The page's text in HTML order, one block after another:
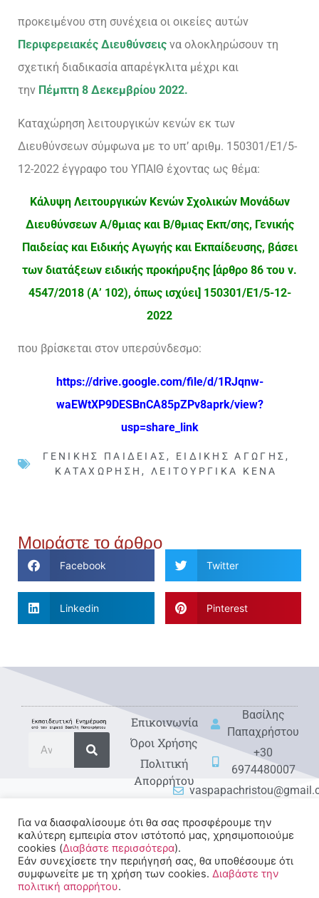
προκειμένου στη συνέχεια οι οικείες αυτών
Περιφερειακές Διευθύνσεις να ολοκληρώσουν τη
σχετική διαδικασία απαρέγκλιτα μέχρι και
την Πέμπτη 8 Δεκεμβρίου 2022.
Καταχώρηση λειτουργικών κενών εκ των
Διευθύνσεων σύμφωνα με το υπ’ αριθμ. 150301/Ε1/5-
12-2022 έγγραφο του ΥΠΑΙΘ έχοντας ως θέμα:
Κάλυψη Λειτουργικών Κενών Σχολικών Μονάδων
Διευθύνσεων Α/θμιας και Β/θμιας Εκπ/σης, Γενικής
Παιδείας και Ειδικής Αγωγής και Εκπαίδευσης, βάσει
των διατάξεων ειδικής προκήρυξης [άρθρο 86 του ν.
4547/2018 (Α’ 102), όπως ισχύει] 150301/Ε1/5-12-
2022
που βρίσκεται στον υπερσύνδεσμο:
https://drive.google.com/file/d/1RJqnw-
waEWtXP9DESBnCA85pZPv8aprk/view?
usp=share_link
ΓΕΝΙΚΉΣ ΠΑΙΔΕΊΑΣ, ΕΙΔΙΚΉΣ ΑΓΩΓΉΣ,
ΚΑΤΑΧΏΡΗΣΗ, ΛΕΙΤΟΥΡΓΙΚΆ ΚΕΝΆ
Μοιράστε το άρθρο
Facebook Twitter
Linkedin Pinterest
Eπικοινωνία
Όροι Χρήσης
Πολιτική
Απορρήτου
Βασίλης
Παπαχρήστου
+30
6974480007
© 2022-2025 All rights
Για να διασφαλίσουμε ότι θα σας προσφέρουμε την
καλύτερη εμπειρία στον ιστότοπό μας, χρησιμοποιούμε
cookies (Διαβάστε περισσότερα).
Εάν συνεχίσετε την περιήγησή σας, θα υποθέσουμε ότι
συμφωνείτε με τη χρήση των cookies. Διαβάστε την
πολιτική απορρήτου.